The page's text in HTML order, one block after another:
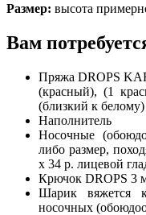
Размер: высота
Вам
Пряжа DROPS
(красный), (1
(близкий к белому)
Наполнитель
Носочные
либо размер,
x 34 р. лицевой
Крючок DROPS 3
Шарик вяжется
носочных